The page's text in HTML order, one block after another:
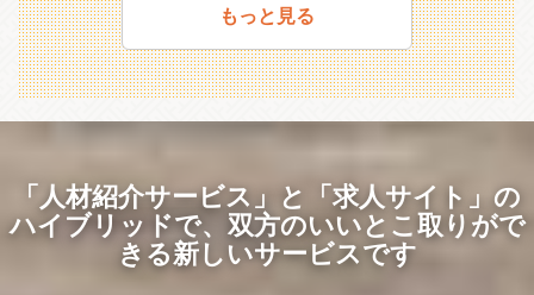
・事業や所属部門の状況の変化等により、
会社の指示する職務内容へ変更することが
ある
■就業時間
・事業や所属部門の状況変化等により、就
業時間を変更することがある
戦まで、多様なキャリアプランを実現する
ことが可能です。
また、介護・障害福祉事業者向けの
SaaS、ヘルスケア、シニアライフ、海外
事業など、
幅広い領域でBtoB/BtoCの事業を展開して
おり、その数は40を超えます。
そのため、転職せずに多様なビジネスモデ
ャリアを築くことができます。
＜キャリアイメージ＞
・現場での経験を活かし、特定分野で専門
性を高める
・リーダーシップを発揮し、マネジメント
＜キャリアイメージ＞
・現場での経験を活かし、特定分野で専門
性を高める
・リーダーシップを発揮し、マネジメント
スキルを磨く
張する
・部門や領域を横断して、事業全体の責任
キャリアパスの正解は一つではありませ
ん。
あなたが描きたい成長曲線を、私たちと一
緒に形にしていきましょう。
・請求作業
・業務オペレーション設計
・計数管理ダッシュボード作成
・倉庫側への出荷指示、運用計画策定、端
末調達
＜仕事のやりがい・働く魅力＞
・社会課題となっている質の高い介護障害
福祉事業の継続提供に対して貢献をしっか
りとできている事業のため、仕事を通じて
社会貢献ができる
・オペレーショナルエクセレンスを自らの
ント、自社集客等ターゲットに併せたチャ
ネル戦略を策定し、開始時期を検討し
PDCAを回して頂きます。
・採用プロセスの構築/企画/改善/運用
‐インターンシップ・イベント・説明
会・選考フローの企画/設計を行っていた
だきます
まえ、改善を行っていただきます
・リクルーター/面接官として人材の見極
め/正しい会社の訴求
‐同社が求める人材要件に合致している
かの見極め力を高めていただくこと、会社
を担う
■販管経理第一グループについて
30代を中心とした8名のチームで、エス・
エム・エスの成長を支える売上・請求関連
業務を担っています。多岐にわたるビジネ
スの最前線で、経理の枠を超えて幅広い視
生み出す成長企業であり、販管経理第一グ
ループではその最前線に立ち、最新の動向
を肌で感じることができます。また、新規
サービスのオペレーション構築という重要
な役割も担っており、経理の専門知識を活
財務企画部に属する販管経理第二グループ
です。
■経営管理本部について
事業数・事業責任者が多数存在している中
ス･エム･エスグループ全体の経営サポー
ト、②個別事業の運営サポートの２つを行
■財務企画部には以下の４つのグループが
あります。
（１）販管経理第一グループ・・・エス・
エム・エスの基幹事業に関する債権管理・
請求書発行・事業ごとのプロセス設計・運
社内外を巻き込みながら推進する力が求め
られています。
このような背景から、プロジェクトマネジ
メントやオペレーション設計に強みを持つ
ただきたいと考えています。
また、将来的にはチームリーダーとして活
【配属部署】
配属部署：経営管理本部経営インフラ部戦
略総務グループのいずれかのチームへの配
属となります。
もっと見る
「人材紹介サービス」と「求人サイト」の
ハイブリッドで、 双方のいいとこ取りがで
きる新しいサービスです